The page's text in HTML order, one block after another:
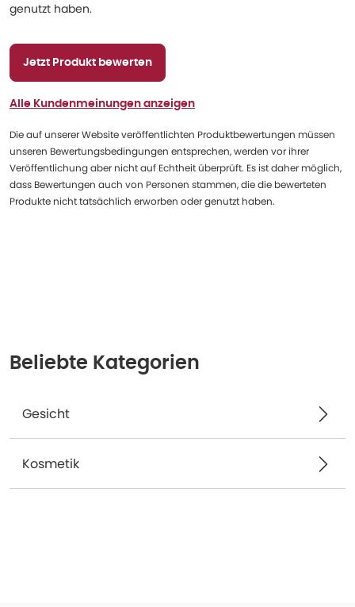
genutzt haben.
Jetzt Produkt bewerten
Alle Kundenmeinungen anzeigen
Die auf unserer Website veröffentlichten Produktbewertungen müssen
unseren Bewertungsbedingungen entsprechen, werden vor ihrer
Veröffentlichung aber nicht auf Echtheit überprüft. Es ist daher möglich,
dass Bewertungen auch von Personen stammen, die die bewerteten
Produkte nicht tatsächlich erworben oder genutzt haben.
Beliebte Kategorien
Gesicht
Kosmetik